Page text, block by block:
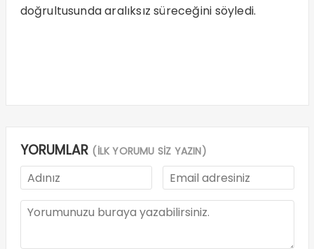
doğrultusunda aralıksız süreceğini söyledi.
YORUMLAR (İLK YORUMU SİZ YAZIN)